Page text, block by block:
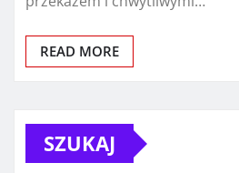
READ MORE
SZUKAJ